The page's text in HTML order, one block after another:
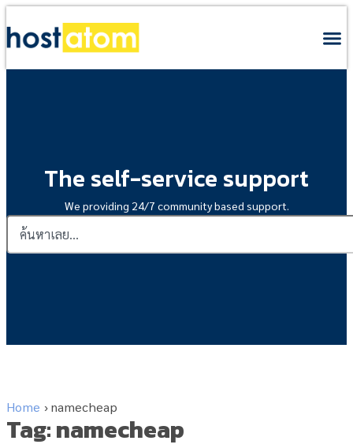
The self-service support
We providing 24/7 community based support.
Home ›namecheap
Tag: namecheap